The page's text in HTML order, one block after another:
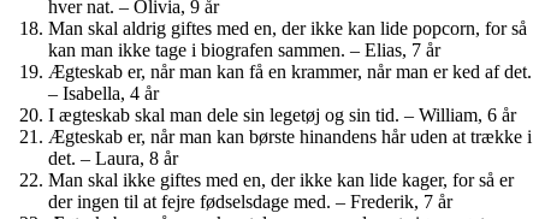
hver nat. – Olivia, 9 år
Man skal aldrig giftes med en, der ikke kan lide popcorn, for så
kan man ikke tage i biografen sammen. – Elias, 7 år
Ægteskab er, når man kan få en krammer, når man er ked af det.
– Isabella, 4 år
I ægteskab skal man dele sin legetøj og sin tid. – William, 6 år
Ægteskab er, når man kan børste hinandens hår uden at trække i
det. – Laura, 8 år
Man skal ikke giftes med en, der ikke kan lide kager, for så er
der ingen til at fejre fødselsdage med. – Frederik, 7 år